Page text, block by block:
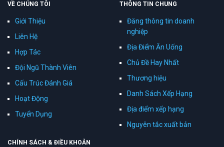
VỀ CHÚNG TÔI
Giới Thiệu
Liên Hệ
Hợp Tác
Đội Ngũ Thành Viên
Cấu Trúc Đánh Giá
Hoạt Động
Tuyển Dụng
THÔNG TIN CHUNG
Đăng thông tin doanh
nghiệp
Địa Điểm Ăn Uống
Chủ Đề Hay Nhất
Thương hiệu
Danh Sách Xếp Hạng
Địa điểm xếp hạng
Nguyên tắc xuất bản
CHÍNH SÁCH & ĐIỀU KHOẢN